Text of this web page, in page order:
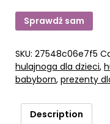
Sprawdź sam
SKU: 27548c06e7f5
hulajnoga dla dzieci,
babyborn, prezenty
Description